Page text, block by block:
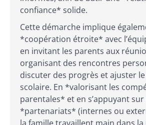
confiance* solide.
Cette démarche implique
*coopération étroite* avec
en invitant les parents aux
organisant des rencontres
discuter des progrès et ajuster
scolaire. En *valorisant les
parentales* et en s’appuyant sur
*partenariats* (internes ou